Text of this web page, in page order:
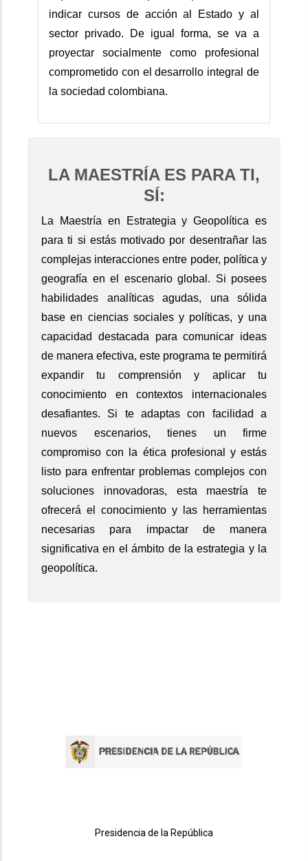
indicar cursos de acción al Estado y al
sector privado. De igual forma, se va a
proyectar socialmente como profesional
comprometido con el desarrollo integral de
la sociedad colombiana.
LA MAESTRÍA ES PARA TI,
SÍ:
La Maestría en Estrategia y Geopolítica es
para ti si estás motivado por desentrañar las
complejas interacciones entre poder, política y
geografía en el escenario global. Si posees
habilidades analíticas agudas, una sólida
base en ciencias sociales y políticas, y una
capacidad destacada para comunicar ideas
de manera efectiva, este programa te permitirá
expandir tu comprensión y aplicar tu
conocimiento en contextos internacionales
desafiantes. Si te adaptas con facilidad a
nuevos escenarios, tienes un firme
compromiso con la ética profesional y estás
listo para enfrentar problemas complejos con
soluciones innovadoras, esta maestría te
ofrecerá el conocimiento y las herramientas
necesarias para impactar de manera
significativa en el ámbito de la estrategia y la
geopolítica.
Presidencia de la República